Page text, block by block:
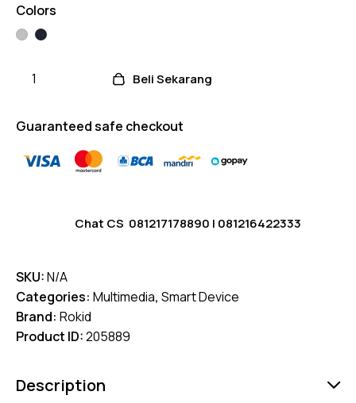
Colors
Beli Sekarang
Guaranteed safe checkout
Chat CS 081217178890 | 081216422333
SKU:N/A
Categories: Multimedia, Smart Device
Brand: Rokid
Product ID:205889
Description